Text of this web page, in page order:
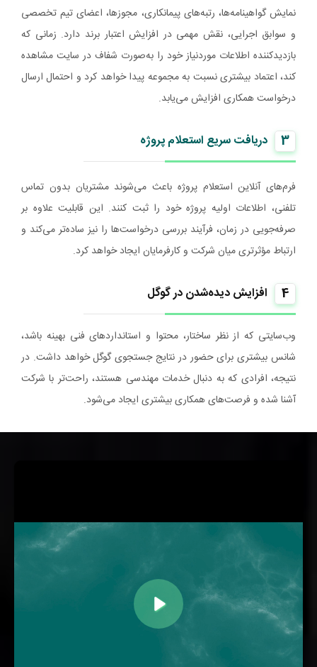
نمایش گواهینامه‌ها، رتبه‌های پیمانکاری، مجوزها، اعضای تیم تخصصی
و سوابق اجرایی، نقش مهمی در افزایش اعتبار برند دارد. زمانی که
بازدیدکننده اطلاعات موردنیاز خود را به‌صورت شفاف در سایت مشاهده
کند، اعتماد بیشتری نسبت به مجموعه پیدا خواهد کرد و احتمال ارسال
درخواست همکاری افزایش می‌یابد.
3 دریافت سریع استعلام پروژه
فرم‌های آنلاین استعلام پروژه باعث می‌شوند مشتریان بدون تماس
تلفنی، اطلاعات اولیه پروژه خود را ثبت کنند. این قابلیت علاوه بر
صرفه‌جویی در زمان، فرآیند بررسی درخواست‌ها را نیز ساده‌تر می‌کند و
ارتباط مؤثرتری میان شرکت و کارفرمایان ایجاد خواهد کرد.
4 افزایش دیده‌شدن در گوگل
وب‌سایتی که از نظر ساختار، محتوا و استانداردهای فنی بهینه باشد،
شانس بیشتری برای حضور در نتایج جستجوی گوگل خواهد داشت. در
نتیجه، افرادی که به دنبال خدمات مهندسی هستند، راحت‌تر با شرکت
آشنا شده و فرصت‌های همکاری بیشتری ایجاد می‌شود.